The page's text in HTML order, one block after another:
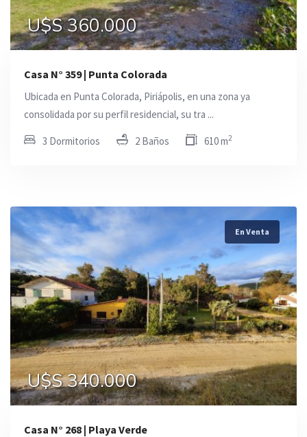
U$S 360.000
Casa N° 359 | Punta Colorada
Ubicada en Punta Colorada, Piriápolis, en una zona ya
consolidada por su perfil residencial, su tra ...
3 Dormitorios 2 Baños 610 m2
En Venta
U$S 340.000
Casa N° 268 | Playa Verde